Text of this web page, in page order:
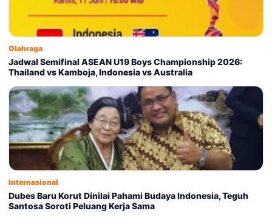
Olahraga
Jadwal Semifinal ASEAN U19 Boys Championship 2026:
Thailand vs Kamboja, Indonesia vs Australia
Internasional
Dubes Baru Korut Dinilai Pahami Budaya Indonesia, Teguh
Santosa Soroti Peluang Kerja Sama